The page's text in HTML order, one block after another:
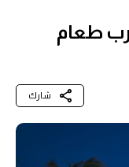
طعام
شارك